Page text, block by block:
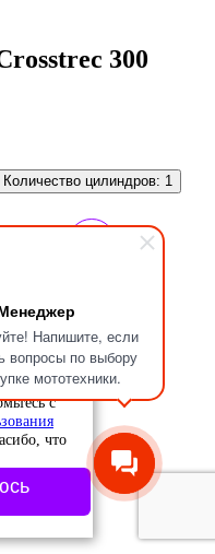
Напишите, если
вопросы по выбору
мототехники.
300
файлы,
с
с
что